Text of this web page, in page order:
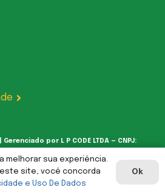
por L P CODE LTDA — CNPJ:
0001-00
melhorar sua experiência.
site, você concorda
e Uso De Dados
Ok